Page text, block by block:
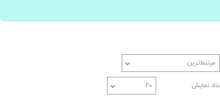
مرتبط‌ترین
نمایش ۲۰